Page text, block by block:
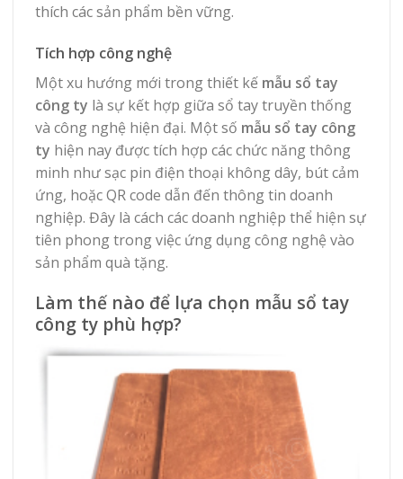
thích các sản phẩm bền vững.
Tích hợp công nghệ
Một xu hướng mới trong thiết kế mẫu sổ tay
công ty là sự kết hợp giữa sổ tay truyền thống
và công nghệ hiện đại. Một số mẫu sổ tay công
ty hiện nay được tích hợp các chức năng thông
minh như sạc pin điện thoại không dây, bút cảm
ứng, hoặc QR code dẫn đến thông tin doanh
nghiệp. Đây là cách các doanh nghiệp thể hiện sự
tiên phong trong việc ứng dụng công nghệ vào
sản phẩm quà tặng.
Làm thế nào để lựa chọn mẫu sổ tay
công ty phù hợp?